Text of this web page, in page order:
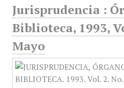
Jurisprudencia :
Biblioteca, 1993,
Mayo